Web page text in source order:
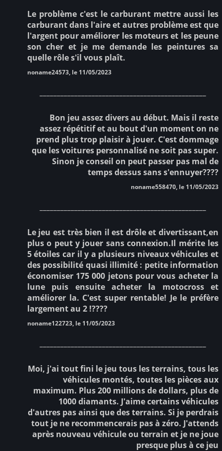
Le problème c'est le carburant mettre aussi les
carburant dans l'aire et autres problème est que
l'argent pour améliorer les moteurs et les peune
son cher et je me demande les peintures sa
quelle rôle s'il vous plaît.
noname24573, le 11/05/2023
Bon jeu assez divers au début. Mais il reste
assez répétitif et au bout d'un moment on ne
prend plus trop plaisir à jouer. C'est dommage
que les voitures personnalisé ne soit pas super.
Sinon je conseil on peut passer pas mal de
temps dessus sans s'ennuyer????
noname558470, le 11/05/2023
Le jeu est très bien il est drôle et divertissant,en
plus o peut y jouer sans connexion.Il mérite les
5 étoiles car il y a plusieurs niveaux véhicules et
des possibilité quasi illimité : petite information
économiser 175 000 jetons pour vous acheter la
lune puis ensuite acheter la motocross et
améliorer la. C'est super rentable! Je le préfère
largement au 2 !????
noname122723, le 11/05/2023
Moi, j'ai tout fini le jeu tous les terrains, tous les
véhicules montés, toutes les pièces aux
maximum. Plus 200 millions de dollars, plus de
1000 diamants. J'aime certains véhicules
d'autres pas ainsi que des terrains. Si je perdrais
tout je ne recommencerais pas à zéro. J'attends
après nouveau véhicule ou terrain et je ne joue
presque plus à ce jeu